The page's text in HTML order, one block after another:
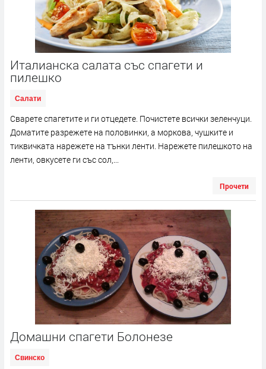
Италианска салата със спагети и
пилешко
Салати
Сварете спагетите и ги отцедете. Почистете всички зеленчуци.
Доматите разрежете на половинки, а моркова, чушките и
тиквичката нарежете на тънки ленти. Нарежете пилешкото на
ленти, овкусете ги със сол,...
Прочети
Домашни спагети Болонезе
Свинско